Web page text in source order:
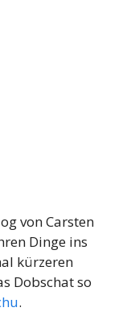
von Carsten
Dinge ins
kürzeren
Dobschat so
.